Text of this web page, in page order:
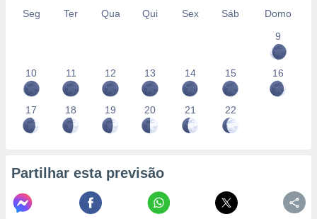
Seg Ter Qua Qui Sex Sáb
Domo
9
10 11 12 13 14 15 16
17 18 19 20 21 22
Partilhar esta previsão